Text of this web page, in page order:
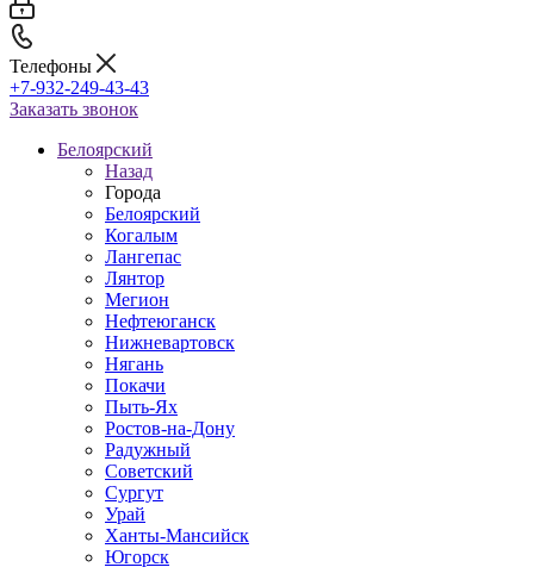
Телефоны
+7-932-249-43-43
Заказать звонок
Белоярский
Назад
Города
Белоярский
Когалым
Лангепас
Лянтор
Мегион
Нефтеюганск
Нижневартовск
Нягань
Покачи
Пыть-Ях
Рoстов-на-Дону
Радужный
Советский
Сургут
Урай
Ханты-Мансийск
Югорск